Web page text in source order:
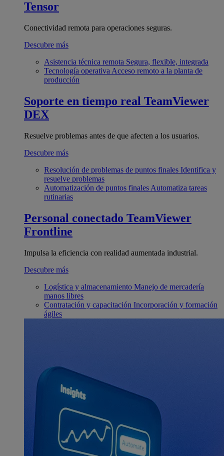
Tensor
Conectividad remota para operaciones seguras.
Descubre más
Asistencia técnica remota Segura, flexible, integrada
Tecnología operativa Acceso remoto a la planta de
producción
Soporte en tiempo real TeamViewer
DEX
Resuelve problemas antes de que afecten a los usuarios.
Descubre más
Resolución de problemas de puntos finales Identifica y
resuelve problemas
Automatización de puntos finales Automatiza tareas
rutinarias
Personal conectado TeamViewer
Frontline
Impulsa la eficiencia con realidad aumentada industrial.
Descubre más
Logística y almacenamiento Manejo de mercadería
manos libres
Contratación y capacitación Incorporación y formación
ágiles